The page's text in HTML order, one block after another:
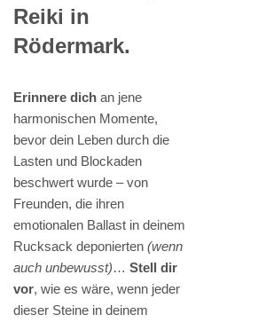
Reiki in
Rödermark.
Erinnere dich an jene
harmonischen Momente,
bevor dein Leben durch die
Lasten und Blockaden
beschwert wurde – von
Freunden, die ihren
emotionalen Ballast in deinem
Rucksack deponierten (wenn
auch unbewusst)… Stell dir
vor, wie es wäre, wenn jeder
dieser Steine in deinem